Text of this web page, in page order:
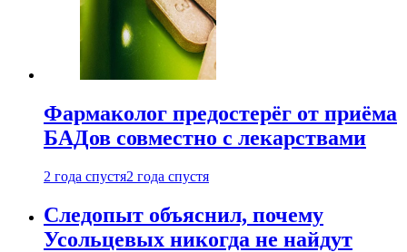
Фармаколог предостерёг от приёма
БАДов совместно с лекарствами
2 года спустя2 года спустя
Следопыт объяснил, почему
Усольцевых никогда не найдут